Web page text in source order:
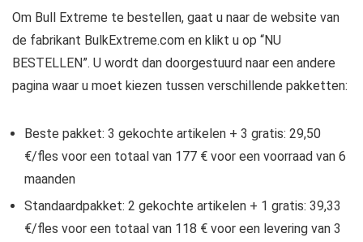
Om Bull Extreme te bestellen, gaat u naar de website van
de fabrikant BulkExtreme.com en klikt u op “NU
BESTELLEN”. U wordt dan doorgestuurd naar een andere
pagina waar u moet kiezen tussen verschillende pakketten:
Beste pakket: 3 gekochte artikelen + 3 gratis: 29,50
€/fles voor een totaal van 177 € voor een voorraad van 6
maanden
Standaardpakket: 2 gekochte artikelen + 1 gratis: 39,33
€/fles voor een totaal van 118 € voor een levering van 3